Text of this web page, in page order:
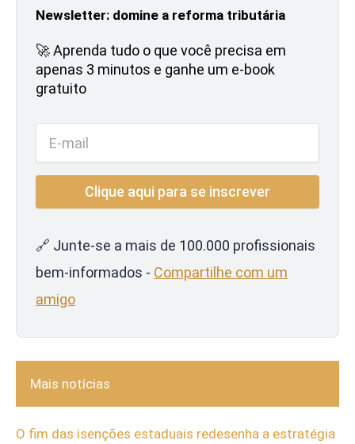
Newsletter: domine a reforma tributária
🚀 Aprenda tudo o que você precisa em
apenas 3 minutos e ganhe um e-book
gratuito
🔗 Junte-se a mais de 100.000 profissionais
bem-informados - Compartilhe com um
amigo
Mais notícias
O fim das isenções estaduais redesenha a estratégia